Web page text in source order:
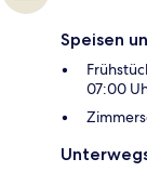
Speisen
07:00